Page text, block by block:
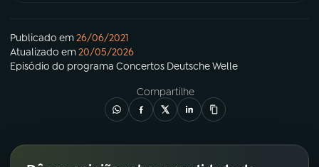
Publicado em26/06/2021
Atualizado em20/05/2026
Episódio do programa Concertos Deutsche Welle
Compartilhe